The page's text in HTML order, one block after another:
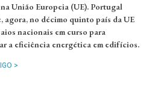
União Europeia (UE). Portugal
agora, no décimo quinto país da UE
nacionais em curso para
a eficiência energética em edifícios.
>